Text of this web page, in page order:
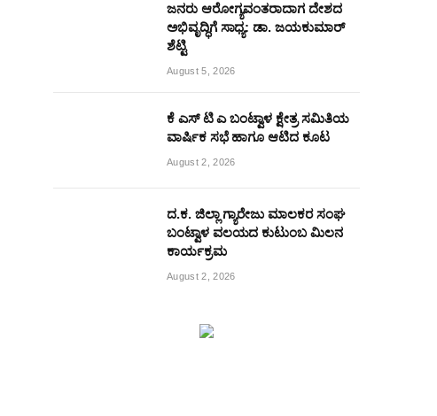
ಜನರು ಆರೋಗ್ಯವಂತರಾದಾಗ ದೇಶದ
ಅಭಿವೃದ್ಧಿಗೆ ಸಾಧ್ಯ: ಡಾ. ಜಯಕುಮಾರ್
ಶೆಟ್ಟಿ
August 5, 2026
ಕೆ ಎಸ್ ಟಿ ಎ ಬಂಟ್ವಾಳ ಕ್ಷೇತ್ರ ಸಮಿತಿಯ
ವಾರ್ಷಿಕ ಸಭೆ ಹಾಗೂ ಆಟಿದ ಕೂಟ
August 2, 2026
ದ.ಕ. ಜಿಲ್ಲಾ ಗ್ಯಾರೇಜು ಮಾಲಕರ ಸಂಘ
ಬಂಟ್ವಾಳ ವಲಯದ ಕುಟುಂಬ ಮಿಲನ
ಕಾರ್ಯಕ್ರಮ
August 2, 2026